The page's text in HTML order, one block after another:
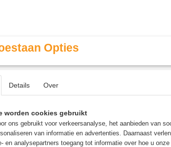
& Openingstijden
GAMING ROLE PLAYING GAMES
Opties
Details Over
worden cookies gebruikt
ons gebruikt voor verkeersanalyse, het aanbieden van
van informatie en advertenties. Daarnaast
en analysepartners toegang tot informatie over hoe u